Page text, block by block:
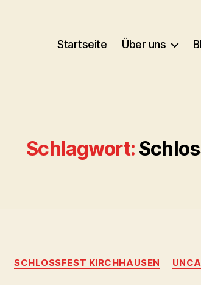
Startseite Über uns
Schlagwort:
Kategorien
SCHLOSSFEST KIRCHHAUSEN